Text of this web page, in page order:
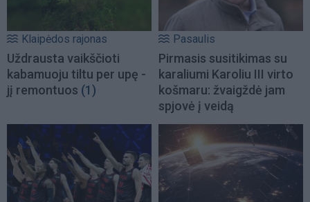
Klaipėdos rajonas
Uždrausta vaikščioti
kabamuoju tiltu per upę -
jį remontuos (1)
Pasaulis
Pirmasis susitikimas su
karaliumi Karoliu III virto
košmaru: žvaigždė jam
spjovė į veidą